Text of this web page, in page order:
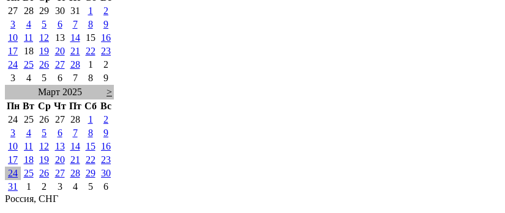
27
28 29 30 31 1
2
3
4 5 6 7 8
9
10
11 12 13 14 15
16
17
18 19 20 21 22
23
24
25 26 27 28 1
2
3
4 5 6 7 8
9
Март 2025
>
Пн Вт Ср Чт Пт Сб Вс
24
25 26 27 28 1
2
3
4 5 6 7 8
9
10
11 12 13 14 15
16
17
18 19 20 21 22
23
24
25 26 27 28 29 30
31
1 2 3 4 5
6
Россия, СНГ